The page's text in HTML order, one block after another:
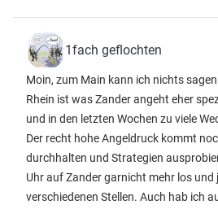
1fach geflochten
Moin, zum Main kann ich nichts
Rhein ist was Zander angeht eher
und in den letzten Wochen zu viele
Der recht hohe Angeldruck kommt
durchhalten und Strategien
Uhr auf Zander garnicht mehr los und
verschiedenen Stellen. Auch hab ich